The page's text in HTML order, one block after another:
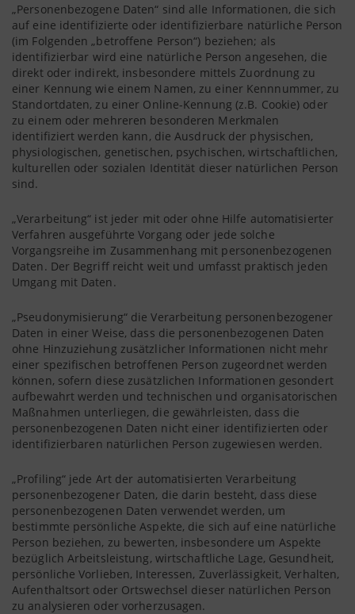
„Personenbezogene Daten“ sind alle Informationen, die sich
auf eine identifizierte oder identifizierbare natürliche Person
(im Folgenden „betroffene Person“) beziehen; als
identifizierbar wird eine natürliche Person angesehen, die
direkt oder indirekt, insbesondere mittels Zuordnung zu
einer Kennung wie einem Namen, zu einer Kennnummer, zu
Standortdaten, zu einer Online-Kennung (z.B. Cookie) oder
zu einem oder mehreren besonderen Merkmalen
identifiziert werden kann, die Ausdruck der physischen,
physiologischen, genetischen, psychischen, wirtschaftlichen,
kulturellen oder sozialen Identität dieser natürlichen Person
sind.
„Verarbeitung“ ist jeder mit oder ohne Hilfe automatisierter
Verfahren ausgeführte Vorgang oder jede solche
Vorgangsreihe im Zusammenhang mit personenbezogenen
Daten. Der Begriff reicht weit und umfasst praktisch jeden
Umgang mit Daten.
„Pseudonymisierung“ die Verarbeitung personenbezogener
Daten in einer Weise, dass die personenbezogenen Daten
ohne Hinzuziehung zusätzlicher Informationen nicht mehr
einer spezifischen betroffenen Person zugeordnet werden
können, sofern diese zusätzlichen Informationen gesondert
aufbewahrt werden und technischen und organisatorischen
Maßnahmen unterliegen, die gewährleisten, dass die
personenbezogenen Daten nicht einer identifizierten oder
identifizierbaren natürlichen Person zugewiesen werden.
„Profiling“ jede Art der automatisierten Verarbeitung
personenbezogener Daten, die darin besteht, dass diese
personenbezogenen Daten verwendet werden, um
bestimmte persönliche Aspekte, die sich auf eine natürliche
Person beziehen, zu bewerten, insbesondere um Aspekte
bezüglich Arbeitsleistung, wirtschaftliche Lage, Gesundheit,
persönliche Vorlieben, Interessen, Zuverlässigkeit, Verhalten,
Aufenthaltsort oder Ortswechsel dieser natürlichen Person
zu analysieren oder vorherzusagen.